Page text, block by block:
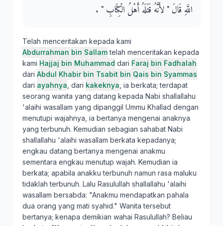
اللَّهِ قَالَ ‏"‏ لأَنَّهُ قَتَلَهُ أَهْلُ الْكِتَابِ ‏"‏ ‏.‏
Telah menceritakan kepada kami
Abdurrahman bin Sallamtelah menceritakan kepada
kami Hajjaj bin Muhammad dari Faraj bin Fadhalah
dari Abdul Khabir bin Tsabit bin Qais bin Syammas
dari ayahnya , dari kakeknya , ia berkata; terdapat
seorang wanita yang datang kepada Nabi shallallahu
'alaihi wasallam yang dipanggil Ummu Khallad dengan
menutupi wajahnya, ia bertanya mengenai anaknya
yang terbunuh. Kemudian sebagian sahabat Nabi
shallallahu 'alaihi wasallam berkata kepadanya;
engkau datang bertanya mengenai anakmu
sementara engkau menutup wajah. Kemudian ia
berkata; apabila anakku terbunuh namun rasa maluku
tidaklah terbunuh. Lalu Rasulullah shallallahu 'alaihi
wasallam bersabda: "Anakmu mendapatkan pahala
dua orang yang mati syahid." Wanita tersebut
bertanya; kenapa demikian wahai Rasulullah? Beliau